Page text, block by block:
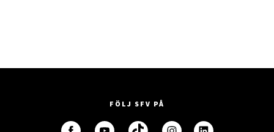
FÖLJ SFV PÅ